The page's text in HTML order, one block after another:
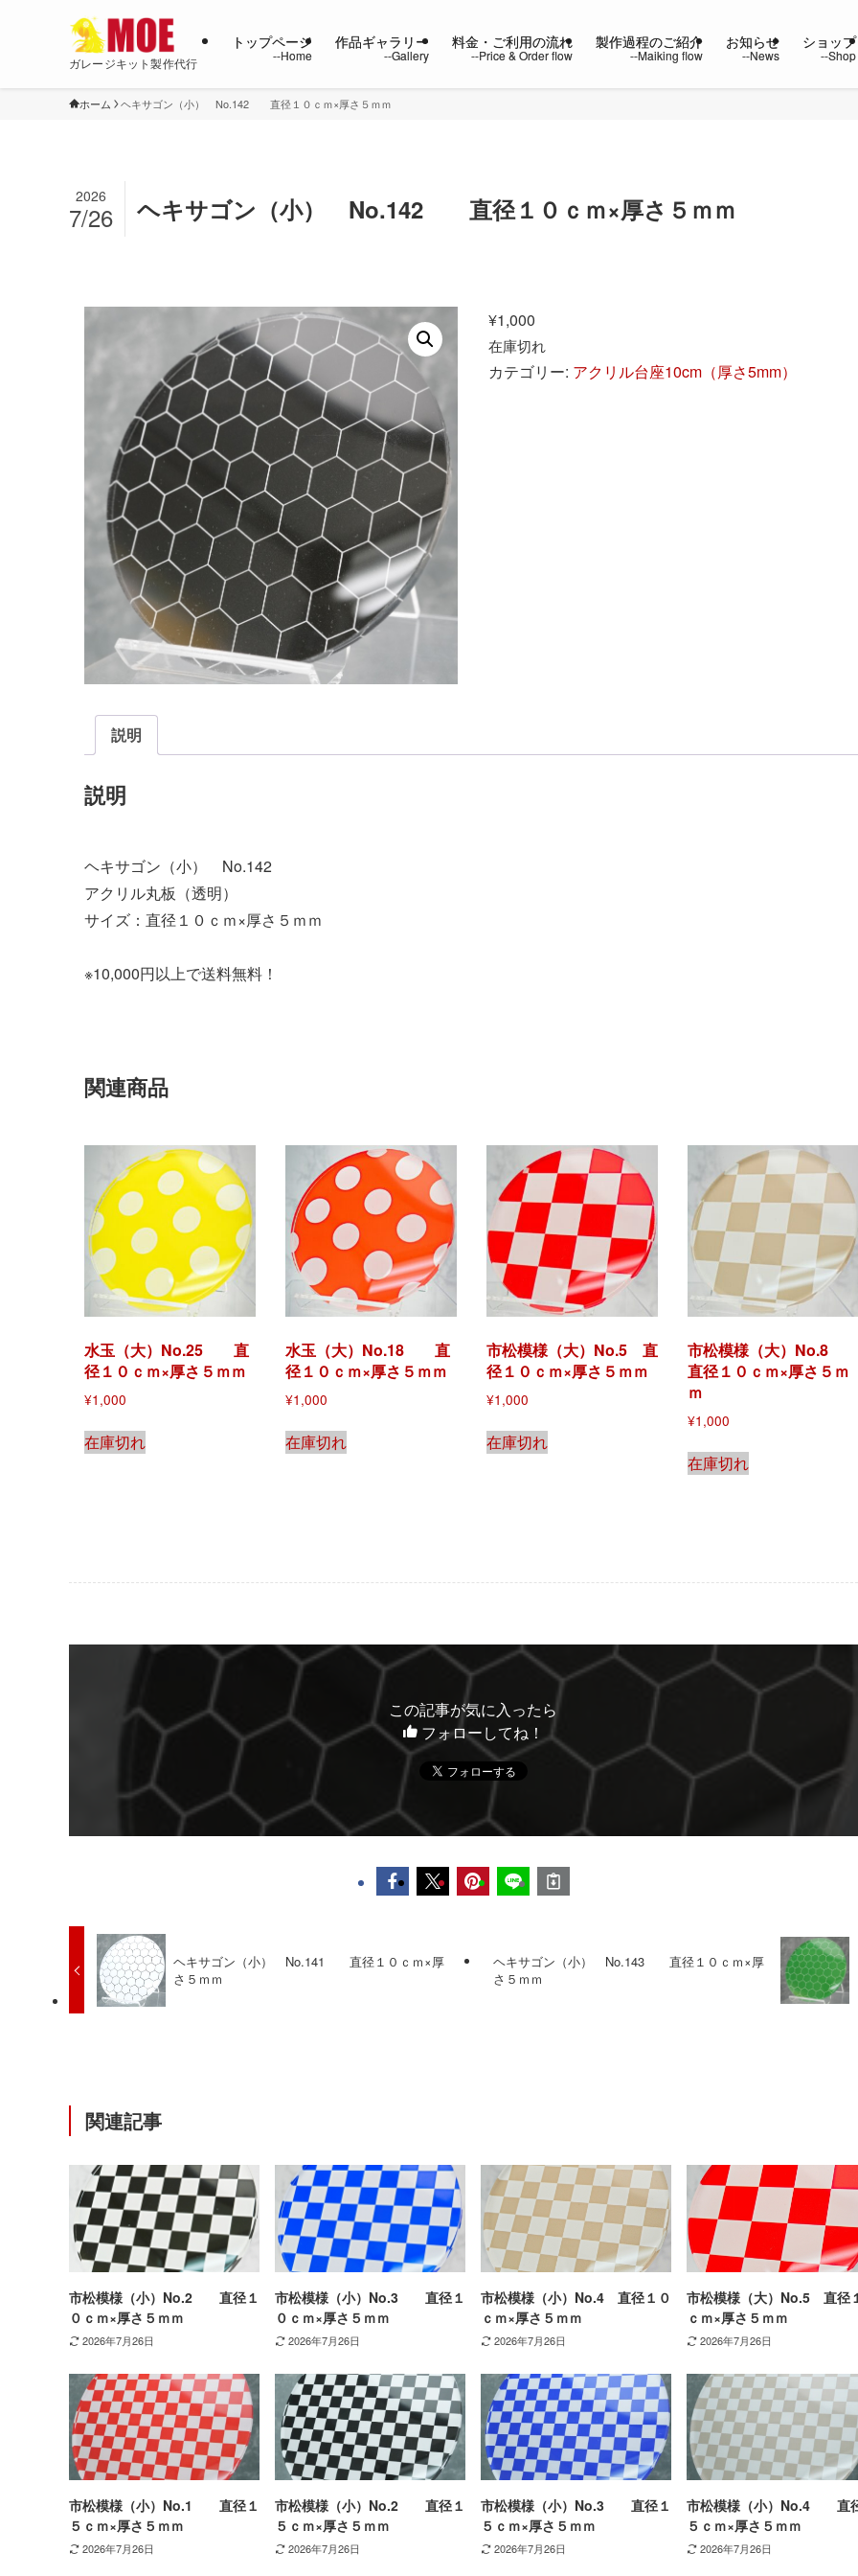
ガレージキット製作代行
トップページ 作品ギャラリー 料金・ご利用の流れ 製作過程のご紹介 お知らせ ショップ
ホーム ヘキサゴン（小） No.142 直径１０ｃｍ×厚さ５ｍｍ
ヘキサゴン（小） No.142 直径１０ｃｍ×厚さ５ｍｍ
2026
7/26
¥1,000
在庫切れ
カテゴリー: アクリル台座10cm（厚さ5mm）
説明
説明
ヘキサゴン （小）
No.142
アクリル丸板（透明）
サイズ：直径１０ｃｍ×厚さ５ｍｍ
※10,000円以上で送料無料！
関連商品
水玉（大）No.25 直
径１０ｃｍ×厚さ５ｍｍ
¥1,000
在庫切れ
水玉（大）No.18 直
径１０ｃｍ×厚さ５ｍｍ
¥1,000
在庫切れ
市松模様（大）No.5 直
径１０ｃｍ×厚さ５ｍｍ
¥1,000
在庫切れ
市松模様（大）No.8
直径１０ｃｍ×厚さ５ｍ
ｍ
¥1,000
在庫切れ
この記事が気に入ったら
フォローしてね！
ヘキサゴン（小） No.141 直径１０ｃｍ×厚
さ５ｍｍ
ヘキサゴン（小） No.143 直径１０ｃｍ×厚
さ５ｍｍ
関連記事
市松模様（小）No.2 直径１
０ｃｍ×厚さ５ｍｍ
2026年7月26日
市松模様（小）No.3 直径１
０ｃｍ×厚さ５ｍｍ
2026年7月26日
市松模様（小）No.4 直径１０
ｃｍ×厚さ５ｍｍ
2026年7月26日
市松模様（大）No.5 直径
ｃｍ×厚さ５ｍｍ
2026年7月26日
市松模様（小）No.1 直径１
５ｃｍ×厚さ５ｍｍ
2026年7月26日
市松模様（小）No.2 直径１
５ｃｍ×厚さ５ｍｍ
2026年7月26日
市松模様（小）No.3 直径１
５ｃｍ×厚さ５ｍｍ
2026年7月26日
市松模様（小）No.4 直
５ｃｍ×厚さ５ｍｍ
2026年7月26日